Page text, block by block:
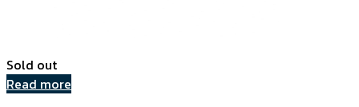
Sold out
Read more